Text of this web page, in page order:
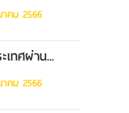
คม 2566
เทศผ่าน...
คม 2566